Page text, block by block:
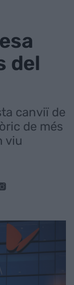
del
canviï de
de més
viu